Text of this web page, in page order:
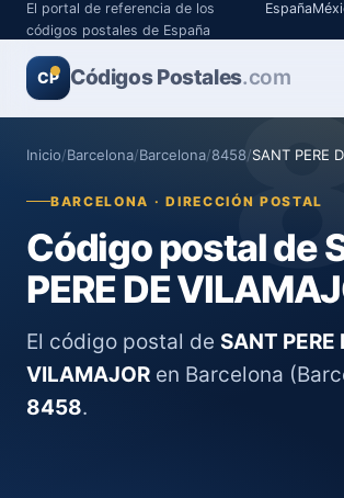
El portal de referencia de los
códigos postales de España
España
CP Códigos Postales.com
Inicio/Barcelona/Barcelona/8458/SANT PERE
BARCELONA · DIRECCIÓN POSTAL
Código postal de
PERE DE
El código postal de SANT PERE
VILAMAJOR en Barcelona
8458.